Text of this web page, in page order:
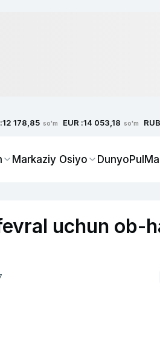
12 178,85 so'm EUR :14 053,18 so'm
Markaziy Osiyo DunyoPul
uchun ob-